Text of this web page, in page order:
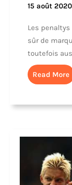
15 août 2020
Les
sûr de
toutefois
Read More